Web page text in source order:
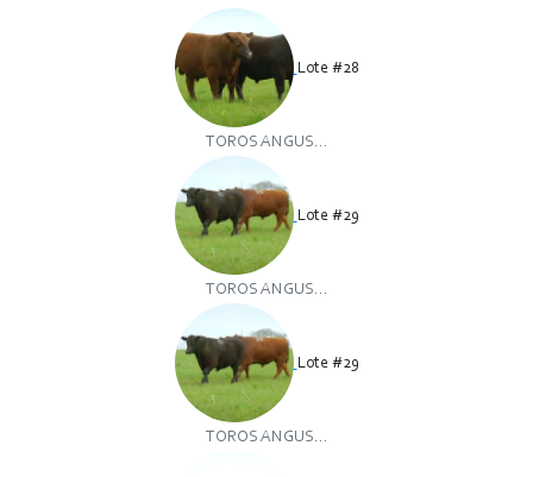
Lote #28
TOROS ANGUS...
Lote #29
TOROS ANGUS...
Lote #29
TOROS ANGUS...